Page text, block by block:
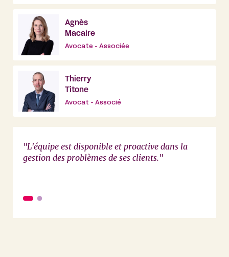
Agnès
Macaire
Avocate - Associée
Thierry
Titone
Avocat - Associé
"L'équipe est disponible et proactive dans la
gestion des problèmes de ses clients."